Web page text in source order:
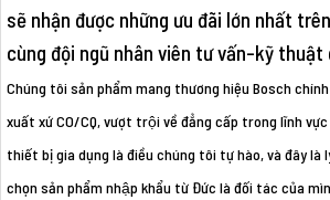
sẽ nhận được những ưu đãi lớn nhất
cùng đội ngũ nhân viên tư vấn-kỹ thuật
Chúng tôi sản phẩm mang thương hiệu Bosch
xuất xứ CO/CQ, vượt trội về đẳng cấp trong lĩnh
thiết bị gia dụng là điều chúng tôi tự hào, và đây là
chọn sản phẩm nhập khẩu từ Đức là đối tác của